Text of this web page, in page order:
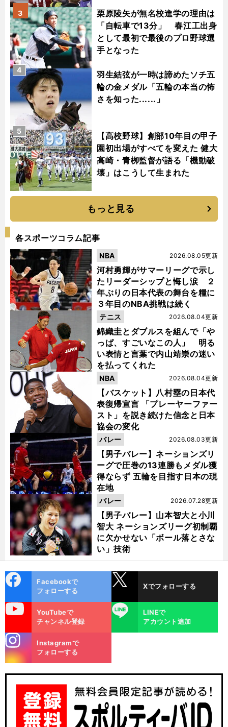
栗原陵矢が無名校進学の理由は
「自転車で13分」 春江工出身
として最初で最後のプロ野球選
手となった
3
羽生結弦が一時は諦めたソチ五
輪の金メダル「五輪の本当の怖
さを知った......」
4
【高校野球】創部10年目の甲子
園初出場がすべてを変えた 健大
高崎・青栁監督が語る「機動破
壊」はこうして生まれた
5
もっと見る
各スポーツコラム記事
河村勇輝がサマーリーグで示し
たリーダーシップと悔し涙 ２
年ぶりの日本代表の舞台を糧に
３年目のNBA挑戦は続く
2026.08.05更新
NBA
錦織圭とダブルスを組んで「や
っぱ、すごいなこの人」 明る
い表情と言葉で内山靖崇の迷い
を払ってくれた
2026.08.04更新
テニス
【バスケット】八村塁の日本代
表復帰宣言 「プレーヤーファー
スト」を説き続けた信念と日本
協会の変化
2026.08.04更新
NBA
【男子バレー】ネーションズリ
ーグで圧巻の13連勝もメダル獲
得ならず 五輪を目指す日本の現
在地
2026.08.03更新
バレー
【男子バレー】山本智大と小川
智大 ネーションズリーグ初制覇
に欠かせない「ボール落とさな
い」技術
2026.07.28更新
バレー
ok
Facebookで
フォローする
Xでフォローする
YouTubeで
チャンネル登録
LINE
LINEで
アカウント追加
m
Instagramで
フォローする